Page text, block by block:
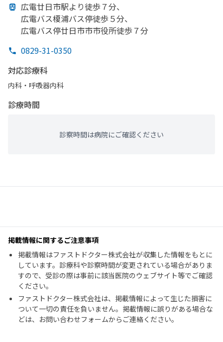
広電廿日市駅より徒歩７分、
広電バス榎浦バス停徒歩５分、
広電バス停廿日市市市役所徒歩７分
0829-31-0350
対応診療科
内科・​呼吸器内科
診療時間
診察時間は病院にご確認ください
掲載情報に関するご注意事項
掲載情報はファストドクター株式会社が収集した情報をもとに
しています。診療科や診察時間が変更されている場合がありま
すので、受診の際は事前に該当医院のウェブサイト等でご確認
ください。
ファストドクター株式会社は、掲載情報によって生じた損害に
ついて一切の責任を負いません。掲載情報に誤りがある場合な
どは、お問い合わせフォームからご連絡ください。